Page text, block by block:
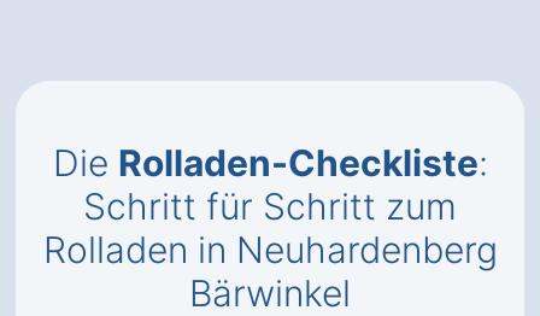
Die Rolladen-Checkliste:
Schritt für Schritt zum
Rolladen in Neuhardenberg
Bärwinkel